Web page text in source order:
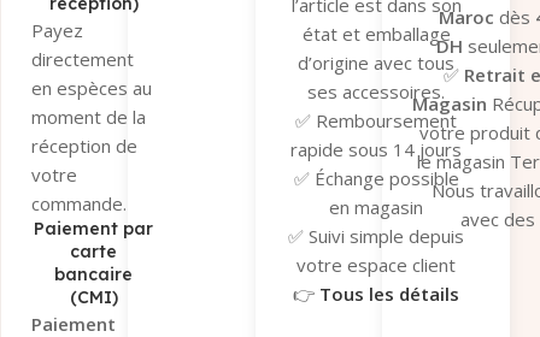
Payez
directement
en espèces au
moment de la
réception de
votre
commande.
Paiement par
carte
bancaire
(CMI)
Paiement
état et emballage
d’origine avec tous
ses accessoires.
✅ Remboursement
rapide sous 14 jours
✅ Échange possible
en magasin
✅ Suivi simple depuis
votre espace client
👉 Tous les détails
Maroc dès
DH
✅ Retrait
Magasin
votre produit
le magasin
Nous
avec des
fiables pour
un suivi en